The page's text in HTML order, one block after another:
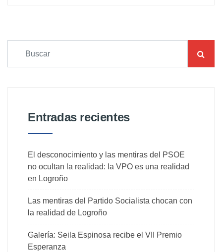
Entradas recientes
El desconocimiento y las mentiras del PSOE
no ocultan la realidad: la VPO es una realidad
en Logroño
Las mentiras del Partido Socialista chocan con
la realidad de Logroño
Galería: Seila Espinosa recibe el VII Premio
Esperanza